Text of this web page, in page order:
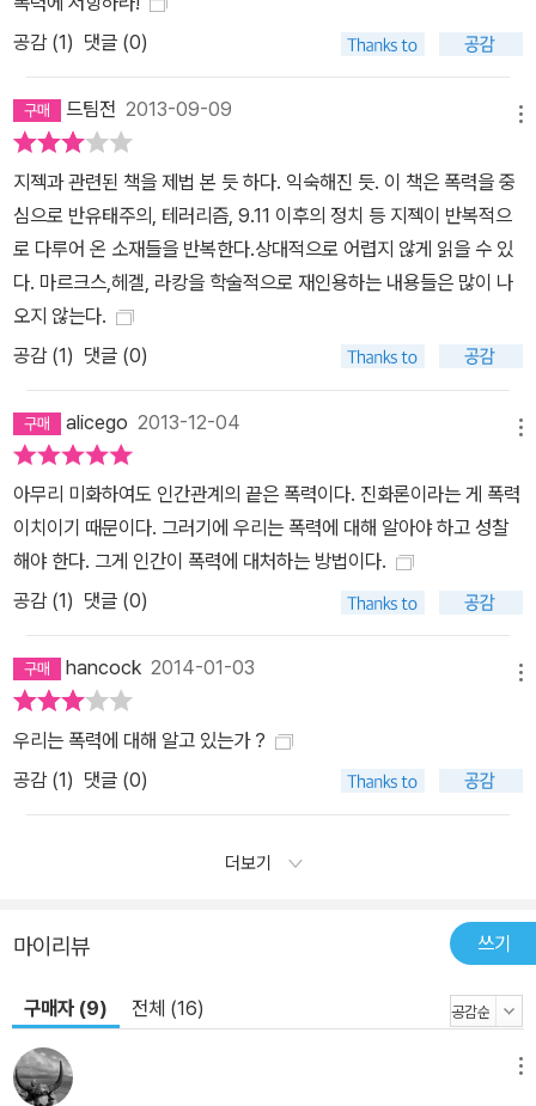
공감 (1) 댓글 (0)
드팀전 2013-09-09
지젝과 관련된 책을 제법 본 듯 하다. 익숙해진 듯. 이 책은 폭력을 중
심으로 반유태주의, 테러리즘, 9.11 이후의 정치 등 지젝이 반복적으
로 다루어 온 소재들을 반복한다.상대적으로 어렵지 않게 읽을 수 있
다. 마르크스,헤겔, 라캉을 학술적으로 재인용하는 내용들은 많이 나
오지 않는다.
공감 (1) 댓글 (0)
alicego 2013-12-04
아무리 미화하여도 인간관계의 끝은 폭력이다. 진화론이라는 게 폭력
이치이기 때문이다. 그러기에 우리는 폭력에 대해 알아야 하고 성찰
해야 한다. 그게 인간이 폭력에 대처하는 방법이다.
공감 (1) 댓글 (0)
hancock 2014-01-03
우리는 폭력에 대해 알고 있는가 ?
공감 (1) 댓글 (0)
더보기
마이리뷰 쓰기
구매자 (9) 전체 (16)